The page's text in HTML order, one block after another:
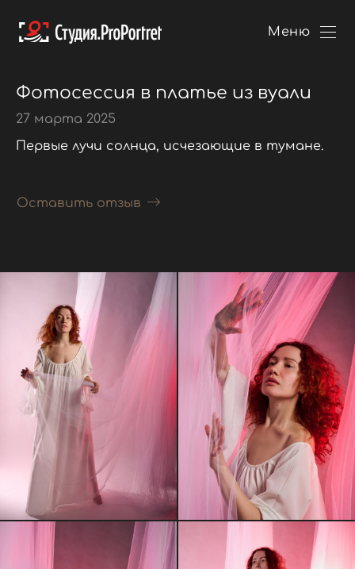
Меню
Фотосессия в платье из вуали
27 марта 2025
Первые лучи солнца, исчезающие в тумане.
Оставить отзыв